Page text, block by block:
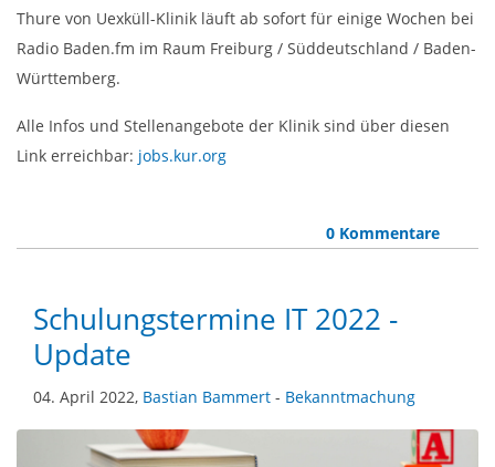
Thure von Uexküll-Klinik läuft ab sofort für einige Wochen bei
Radio Baden.fm im Raum Freiburg / Süddeutschland / Baden-
Württemberg.
Alle Infos und Stellenangebote der Klinik sind über diesen
Link erreichbar: jobs.kur.org
0 Kommentare
Schulungstermine IT 2022 -
Update
04. April 2022, Bastian Bammert - Bekanntmachung